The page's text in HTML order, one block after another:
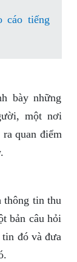
cáo tiếng
bày những
một nơi
quan điểm
thông tin thu
bản câu hỏi
đó và đưa